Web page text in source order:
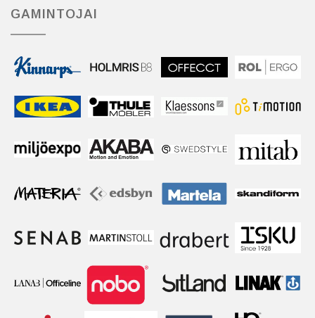
GAMINTOJAI